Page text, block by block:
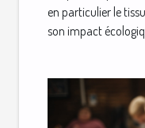
en particulier le
son impact